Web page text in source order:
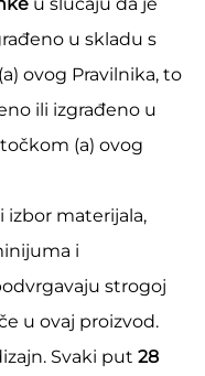
u skladu s
ovog Pravilnika, to
ili izgrađeno u
(a) ovog
izbor materijala,
i
strogoj
u ovaj proizvod.
Svaki put 28